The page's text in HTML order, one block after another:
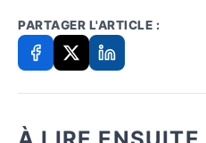
PARTAGER L'ARTICLE :